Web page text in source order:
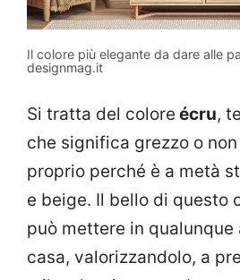
Il colore più elegante da dare alle
designmag.it
Si tratta del colore écru,
che significa grezzo o
proprio perché è a metà
e beige. Il bello di questo
può mettere in qualunque
casa, valorizzandolo, a